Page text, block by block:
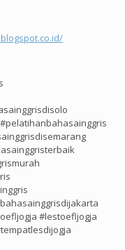
#lestoefljogja